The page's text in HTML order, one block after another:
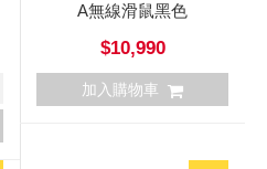
A無線滑鼠黑色
$10,990
加入購物車